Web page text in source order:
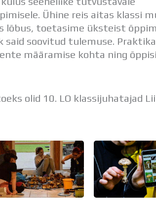
Ühine reis aitas klassi
lõbus, toetasime üksteist
said soovitud tulemuse. Praktika
määramise kohta ning
olid 10. LO klassijuhatajad